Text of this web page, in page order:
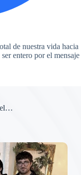
de nuestra vida hacia
entero por el mensaje